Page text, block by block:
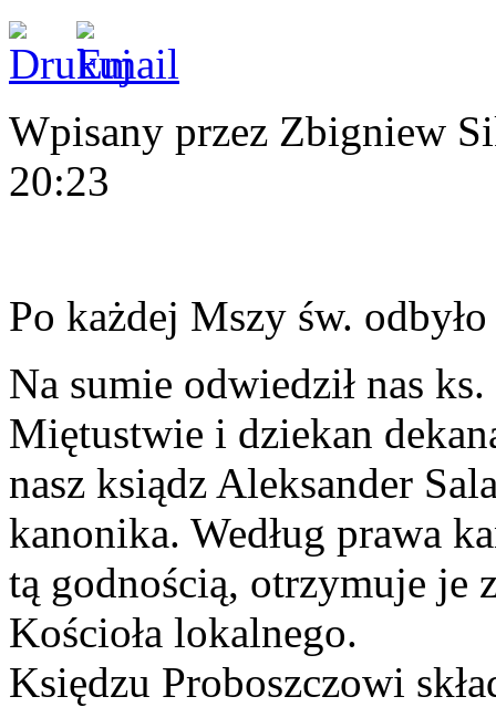
Wpisany przez Zbigniew
20:23
Po każdej Mszy św.
Na sumie odwiedził nas
Miętustwie i dziekan
nasz ksiądz Aleksander
kanonika. Według prawa
tą godnością, otrzymuje je
Kościoła lokalnego.
Księdzu Proboszczowi